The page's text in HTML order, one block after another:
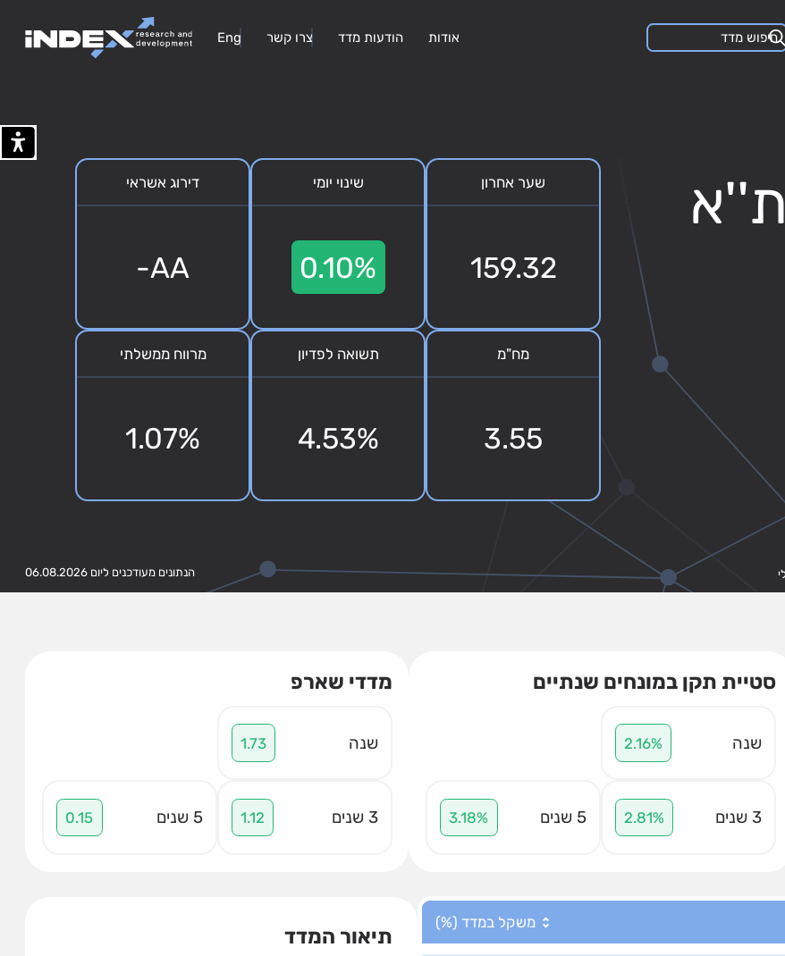
אודות הודעות מדד צרו קשר Eng
אינדקס A-AAA ת''א
שער אחרון
159.32
שינוי יומי
0.10%
דירוג אשראי
AA-
מח"מ
3.55
תשואה לפדיון
4.53%
מרווח ממשלתי
1.07%
הנתונים מעודכנים ליום 06.08.2026
סטיית תקן במונחים שנתיים
שנה 2.16%
3 שנים 2.81% 5 שנים 3.18%
מדדי שארפ
שנה 1.73
3 שנים 1.12 5 שנים 0.15
משקל במדד (%)
תיאור המדד